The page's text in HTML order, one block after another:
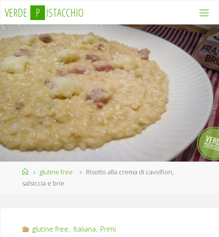
contenuto
VERDE P ISTACCHIO
Homeglutine free
Risotto alla crema di cavolfiori,
salsiccia e brie
glutine free, Italiana, Primi